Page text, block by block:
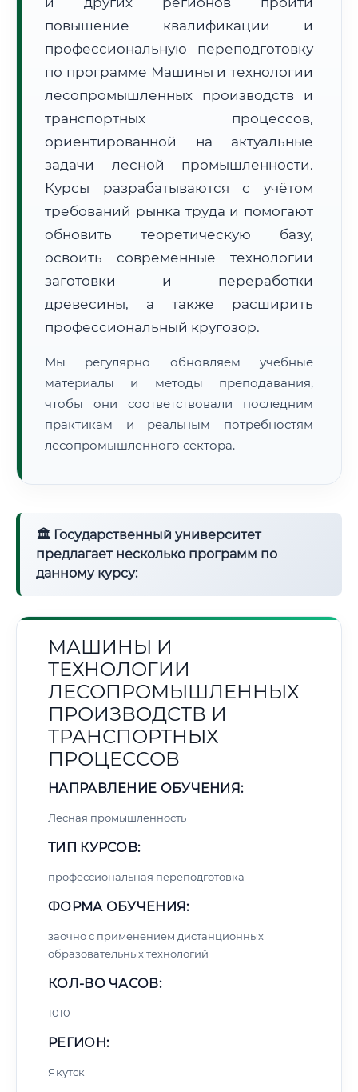
Расчет логистики оригиналов:
• Экспресс-доставка СДЭК / Почтой:
4–6 рабочих дней
📜 Документы и аккредитация ФИС ФРДО
🔍Нажмите на документ для увеличения и просмотра
повышение квалификации и
профессиональную переподготовку
по программе Машины и технологии
лесопромышленных производств и
транспортных процессов,
ориентированной на актуальные
задачи лесной промышленности.
Курсы разрабатываются с учётом
требований рынка труда и помогают
обновить теоретическую базу,
освоить современные технологии
заготовки и переработки
древесины, а также расширить
профессиональный кругозор.
Мы регулярно обновляем учебные
материалы и методы преподавания,
чтобы они соответствовали последним
практикам и реальным потребностям
лесопромышленного сектора.
🏛 Государственный университет
предлагает несколько программ по
данному курсу:
МАШИНЫ И
ТЕХНОЛОГИИ
ЛЕСОПРОМЫШЛЕННЫХ
ПРОИЗВОДСТВ И
ТРАНСПОРТНЫХ
ПРОЦЕССОВ
НАПРАВЛЕНИЕ ОБУЧЕНИЯ:
Лесная промышленность
ТИП КУРСОВ:
профессиональная переподготовка
ФОРМА ОБУЧЕНИЯ:
заочно с применением дистанционных
образовательных технологий
КОЛ-ВО ЧАСОВ:
1010
РЕГИОН:
Якутск